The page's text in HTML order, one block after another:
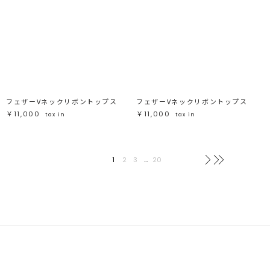
フェザーVネックリボントップス
￥11,000
tax in
フェザーVネックリボントップス
￥11,000
tax in
1 2 3 … 20 次へ